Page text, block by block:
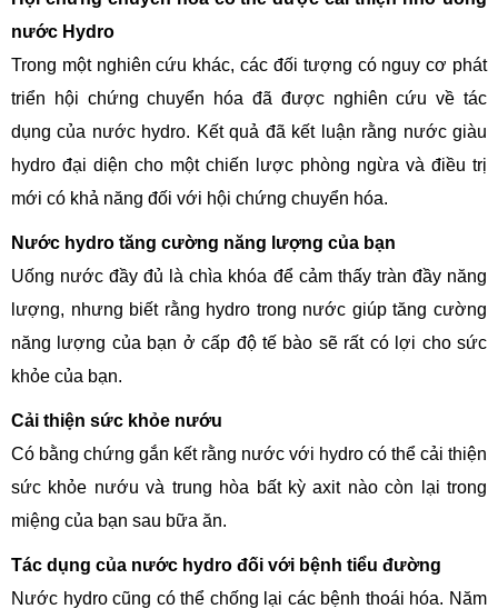
nước Hydro
Trong một nghiên cứu khác, các đối tượng có nguy cơ phát
triển hội chứng chuyển hóa đã được nghiên cứu về tác
dụng của nước hydro. Kết quả đã kết luận rằng nước giàu
hydro đại diện cho một chiến lược phòng ngừa và điều trị
mới có khả năng đối với hội chứng chuyển hóa.
Nước hydro tăng cường năng lượng của bạn
Uống nước đầy đủ là chìa khóa để cảm thấy tràn đầy năng
lượng, nhưng biết rằng hydro trong nước giúp tăng cường
năng lượng của bạn ở cấp độ tế bào sẽ rất có lợi cho sức
khỏe của bạn.
Cải thiện sức khỏe nướu
Có bằng chứng gắn kết rằng nước với hydro có thể cải thiện
sức khỏe nướu và trung hòa bất kỳ axit nào còn lại trong
miệng của bạn sau bữa ăn.
Tác dụng của nước hydro đối với bệnh tiểu đường
Nước hydro cũng có thể chống lại các bệnh thoái hóa. Năm